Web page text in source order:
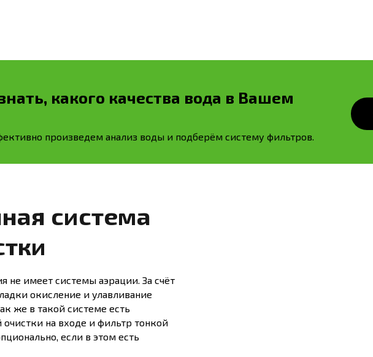
какого качества вода в Вашем
произведем анализ воды и подберём систему фильтров.
система
не имеет системы аэрации. За счёт
окисление и улавливание
же в такой системе есть
на входе и фильтр тонкой
если в этом есть